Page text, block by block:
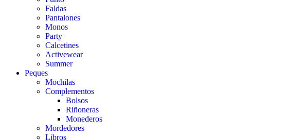
Faldas
Pantalones
Monos
Party
Calcetines
Activewear
Summer
Peques
Mochilas
Complementos
Bolsos
Riñoneras
Monederos
Mordedores
Libros